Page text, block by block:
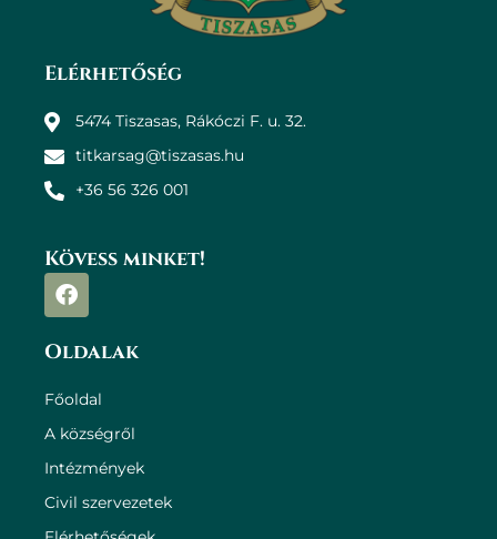
Elérhetőség
5474 Tiszasas, Rákóczi F. u. 32.
titkarsag@tiszasas.hu
+36 56 326 001
Kövess minket!
Oldalak
Főoldal
A községről
Intézmények
Civil szervezetek